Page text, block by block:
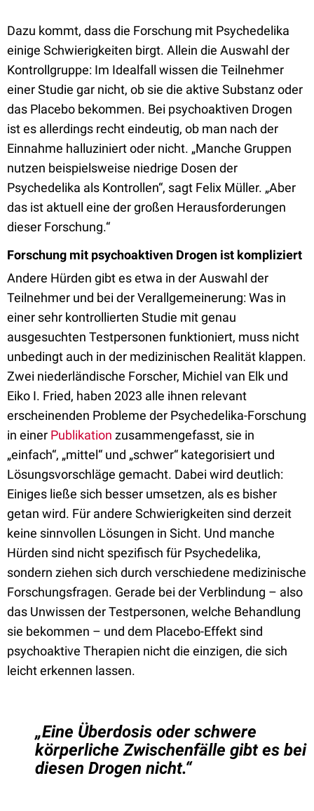
Dazu kommt, dass die Forschung mit Psychedelika
einige Schwierigkeiten birgt. Allein die Auswahl der
Kontrollgruppe: Im Idealfall wissen die Teilnehmer
einer Studie gar nicht, ob sie die aktive Substanz oder
das Placebo bekommen. Bei psychoaktiven Drogen
ist es allerdings recht eindeutig, ob man nach der
Einnahme halluziniert oder nicht. „Manche Gruppen
nutzen beispielsweise niedrige Dosen der
Psychedelika als Kontrollen“, sagt Felix Müller. „Aber
das ist aktuell eine der großen Herausforderungen
dieser Forschung.“
Forschung mit psychoaktiven Drogen ist kompliziert
Andere Hürden gibt es etwa in der Auswahl der
Teilnehmer und bei der Verallgemeinerung: Was in
einer sehr kontrollierten Studie mit genau
ausgesuchten Testpersonen funktioniert, muss nicht
unbedingt auch in der medizinischen Realität klappen.
Zwei niederländische Forscher, Michiel van Elk und
Eiko I. Fried, haben 2023 alle ihnen relevant
erscheinenden Probleme der Psychedelika-Forschung
in einer Publikation zusammengefasst, sie in
„einfach“, „mittel“ und „schwer“ kategorisiert und
Lösungsvorschläge gemacht. Dabei wird deutlich:
Einiges ließe sich besser umsetzen, als es bisher
getan wird. Für andere Schwierigkeiten sind derzeit
keine sinnvollen Lösungen in Sicht. Und manche
Hürden sind nicht spezifisch für Psychedelika,
sondern ziehen sich durch verschiedene medizinische
Forschungsfragen. Gerade bei der Verblindung – also
das Unwissen der Testpersonen, welche Behandlung
sie bekommen – und dem Placebo-Effekt sind
psychoaktive Therapien nicht die einzigen, die sich
leicht erkennen lassen.
„Eine Überdosis oder schwere
körperliche Zwischenfälle gibt es bei
diesen Drogen nicht.“